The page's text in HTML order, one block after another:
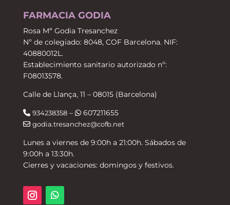
FARMACIA GODIA
Rosa Mª Godia Tresanchez
Nº de colegiado: 8048, COF Barcelona. NIF:
40880012L.
Establecimiento sanitario autorizado nº:
F08013578.
Calle de Llança, 11 – 08015 (Barcelona)
934238358– 607211655
godia.tresanchez@cofb.net
Lunes a viernes de 9:00h a 21:00h. Sábados de
9:00h a 13:30h.
Cierres y vacaciones: domingos y festivos.